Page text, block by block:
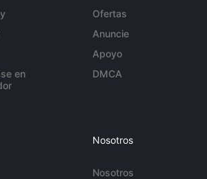
en
Ofertas
Anuncie
Apoyo
DMCA
Nosotros
Nosotros